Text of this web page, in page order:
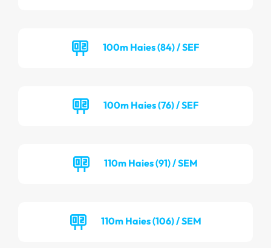
100m Haies (84) / SEF
100m Haies (76) / SEF
110m Haies (91) / SEM
110m Haies (106) / SEM